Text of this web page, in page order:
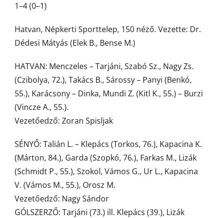
1–4 (0–1)
Hatvan, Népkerti Sporttelep, 150 néző. Vezette: Dr.
Dédesi Mátyás (Elek B., Bense M.)
HATVAN: Menczeles – Tarjáni, Szabó Sz., Nagy Zs.
(Czibolya, 72.), Takács B., Sárossy – Panyi (Benkó,
55.), Karácsony – Dinka, Mundi Z. (Kitl K., 55.) – Burzi
(Vincze A., 55.).
Vezetőedző: Zoran Spisljak
SÉNYŐ: Talián L. – Klepács (Torkos, 76.), Kapacina K.
(Márton, 84.), Garda (Szopkó, 76.), Farkas M., Lizák
(Schmidt P., 55.), Szokol, Vámos G., Ur L., Kapacina
V. (Vámos M., 55.), Orosz M.
Vezetőedző: Nagy Sándor
GÓLSZERZŐ: Tarjáni (73.) ill. Klepács (39.), Lizák